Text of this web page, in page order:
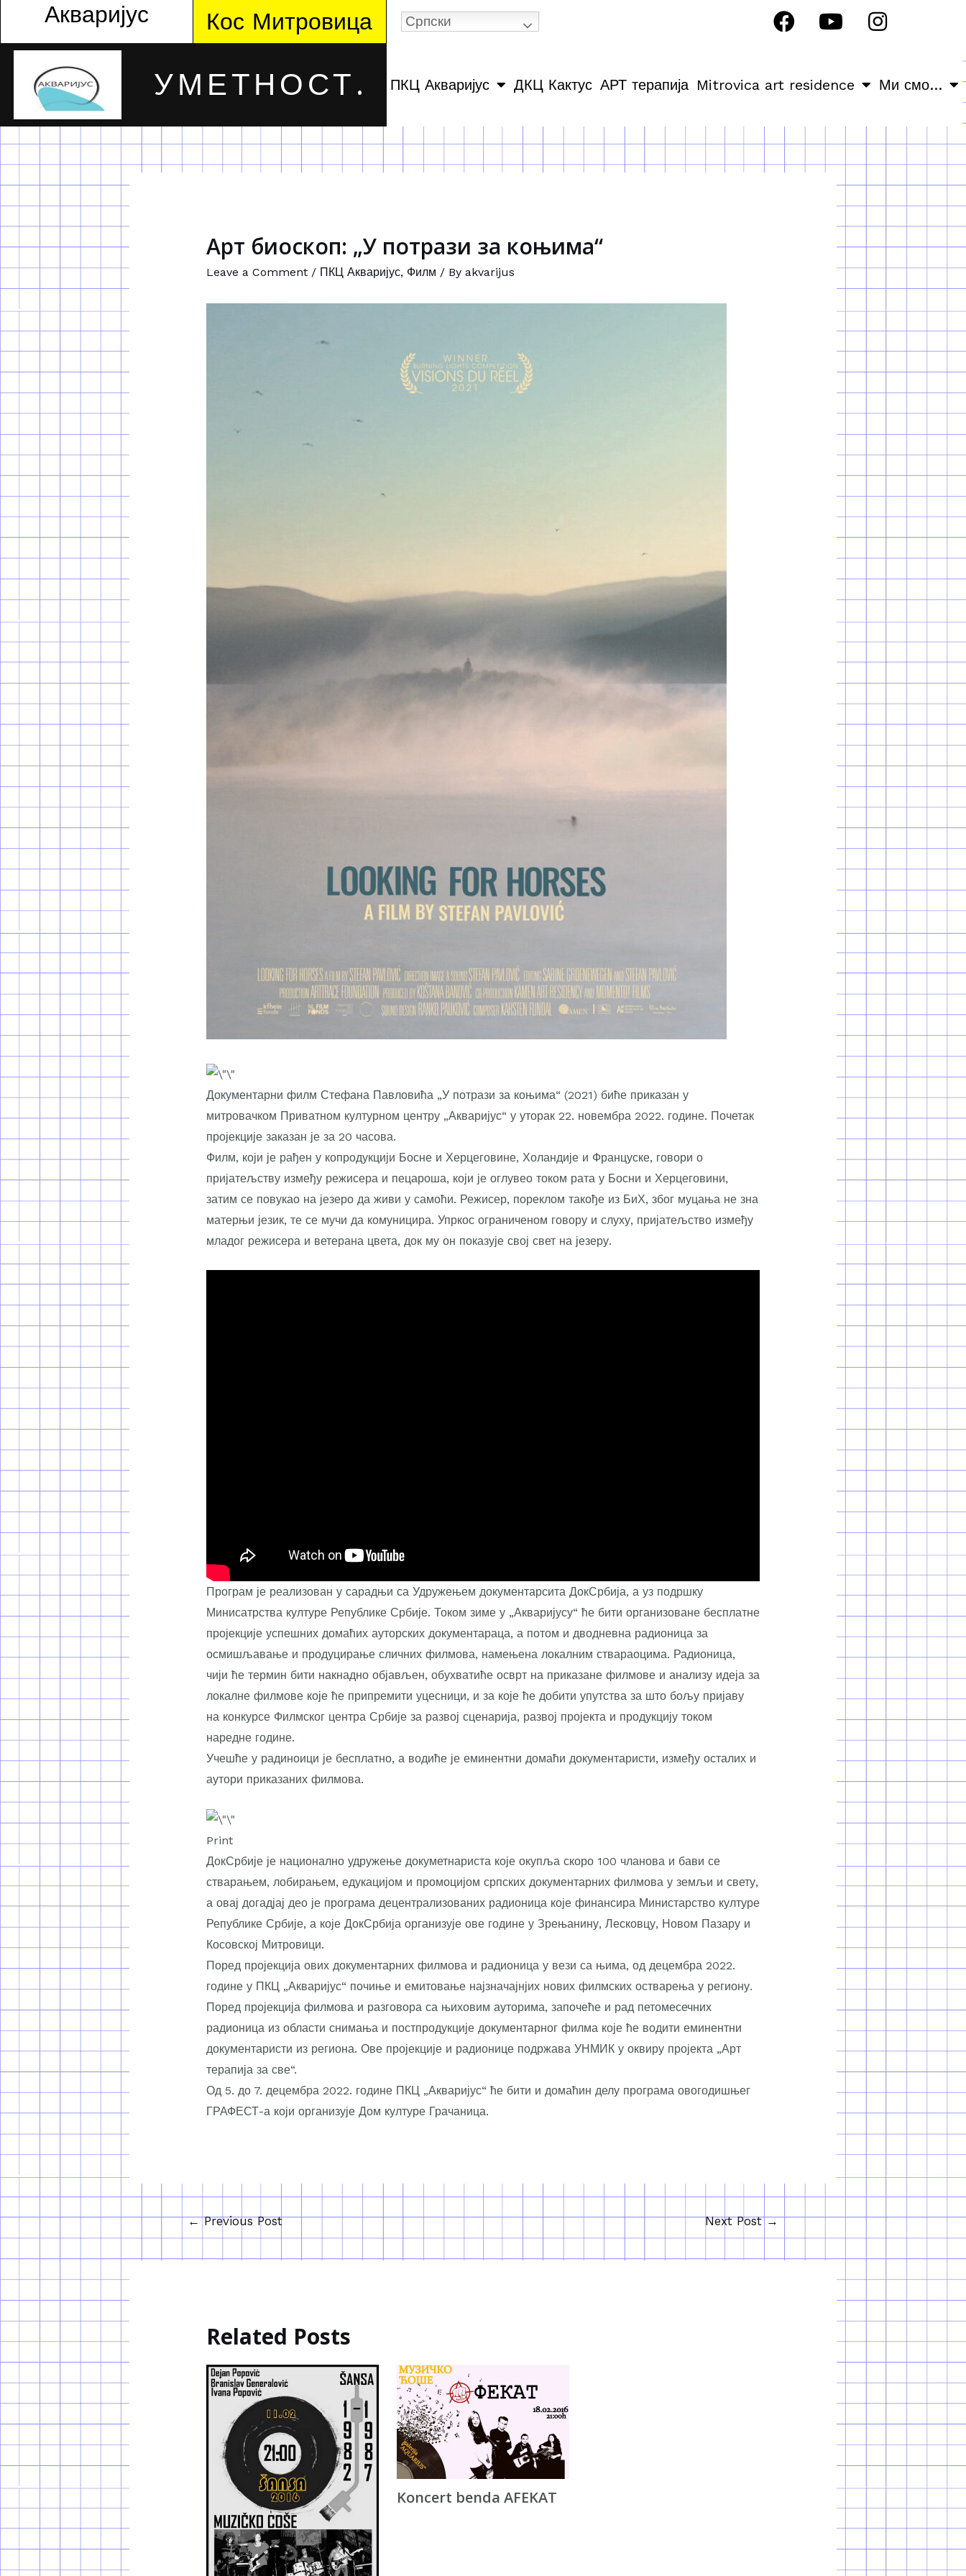
Акваријус Кос Митровица Српски
УМЕТНОСТ. ПКЦ Акваријус ДКЦ Кактус АРТ терапија Mitrovica art residence Ми смо…
Арт биоскоп: „У потрази за коњима“
Leave a Comment / ПКЦ Акваријус, Филм / By akvarijus
Документарни филм Стефана Павловића „У потрази за коњима“ (2021) биће приказан у
митровачком Приватном културном центру „Акваријус“ у уторак 22. новембра 2022. године. Почетак
пројекције заказан је за 20 часова.
Филм, који је рађен у копродукцији Босне и Херцеговине, Холандије и Француске, говори о
пријатељству између режисера и пецароша, који је оглувео током рата у Босни и Херцеговини,
затим се повукао на језеро да живи у самоћи. Режисер, пореклом такође из БиХ, због муцања не зна
матерњи језик, те се мучи да комуницира. Упркос ограниченом говору и слуху, пријатељство између
младог режисера и ветерана цвета, док му он показује свој свет на језеру.
Програм је реализован у сарадњи са Удружењем документарсита ДокСрбија, а уз подршку
Минисатрства културе Републике Србије. Током зиме у „Акваријусу“ ће бити организоване бесплатне
пројекције успешних домаћих ауторских документараца, а потом и дводневна радионица за
осмишљавање и продуцирање сличних филмова, намењена локалним ствараоцима. Радионица,
чији ће термин бити накнадно објављен, обухватиће осврт на приказане филмове и анализу идеја за
локалне филмове које ће припремити уцесници, и за које ће добити упутства за што бољу пријаву
на конкурсе Филмског центра Србије за развој сценарија, развој пројекта и продукцију током
наредне године.
Учешће у радиноици је бесплатно, а водиће је еминентни домаћи документаристи, између осталих и
аутори приказаних филмова.
Print
ДокСрбије је национално удружење докуметнариста које окупља скоро 100 чланова и бави се
стварањем, лобирањем, едукацијом и промоцијом српских документарних филмова у земљи и свету,
а овај догадјај део је програма децентрализованих радионица које финансира Министарство културе
Републике Србије, а које ДокСрбија организује ове године у Зрењанину, Лесковцу, Новом Пазару и
Косовској Митровици.
Поред пројекција ових документарних филмова и радионица у вези са њима, од децембра 2022.
године у ПКЦ „Акваријус“ почиње и емитовање најзначајнјих нових филмских остварења у региону.
Поред пројекција филмова и разговора са њиховим ауторима, започеће и рад петомесечних
радионица из области снимања и постпродукције документарног филма које ће водити еминентни
документаристи из региона. Ове пројекције и радионице подржава УНМИК у оквиру пројекта „Арт
терапија за све“.
Од 5. до 7. децембра 2022. године ПКЦ „Акваријус“ ће бити и домаћин делу програма овогодишњег
ГРАФЕСТ-а који организује Дом културе Грачаница.
←Previous Post Next Post→
Related Posts
Koncert benda AFEKAT